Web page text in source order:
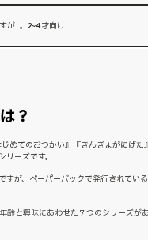
が…。2~4才向け
？
めてのおつかい』『きんぎょがにげた
ーズです。
すが、ペーパーバックで発行されてい
齢と興味にあわせた７つのシリーズが